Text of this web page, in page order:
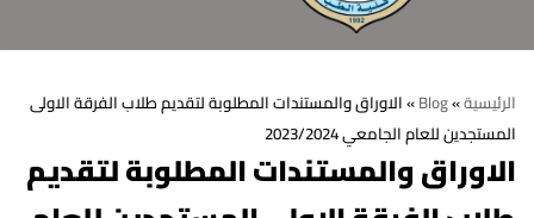
الرئيسية
عن الكلية
الرئيسية»
Blog
»الاوراق والمستندات المطلوبة لتقديم طلاب الفرقة الاولى
المستجدين للعام الجامعي 2023/2024
الاوراق والمستندات المطلوبة لتقديم